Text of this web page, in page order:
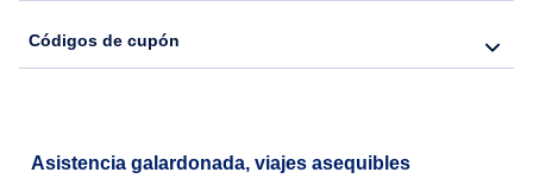
Flights from Nueva York to Barcelona
Códigos de cupón
Asistencia galardonada, viajes asequibles